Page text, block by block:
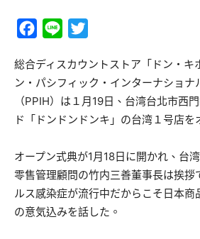
Facebook
Line
総合ディスカウントストア「ドン・キ
ン・パシフィック・インターナショナ
（PPIH）は１月19日、台湾台北市西
ド「ドンドンドンキ」の台湾１号店
オープン式典が1月18日に開かれ、台
零售管理顧問の竹内三善董事長は挨拶
ルス感染症が流行中だからこそ日本商
の意気込みを話した。